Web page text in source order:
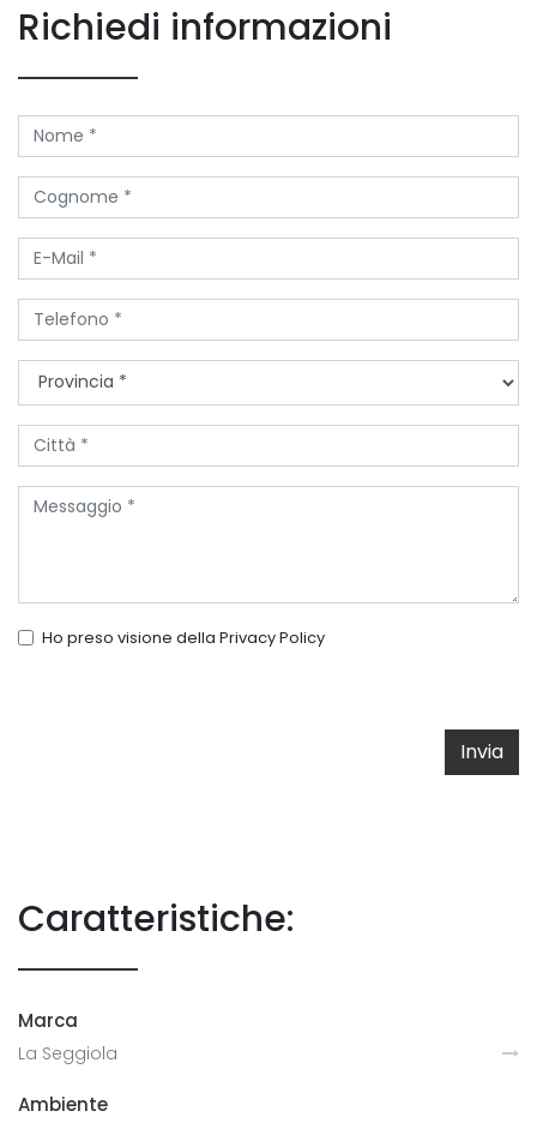
Richiedi informazioni
Ho preso visione della Privacy Policy
Invia
Caratteristiche:
Marca
La Seggiola
Ambiente